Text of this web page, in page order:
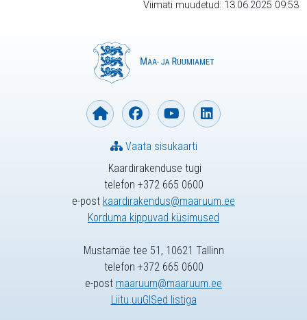
Viimati muudetud: 13.06.2025 09:53
Kaardirakenduse tugi
telefon +372 665 0600
e-post kaardirakendus@maaruum.ee
Korduma kippuvad küsimused
Vaata sisukaarti
Mustamäe tee 51, 10621 Tallinn
telefon +372 665 0600
e-post maaruum@maaruum.ee
Liitu uuGISed listiga